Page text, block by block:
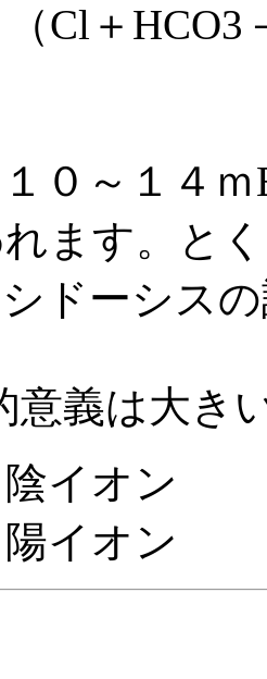
Cl＋HCO3
０～１４
ます。と
ドーシス
意義は大き
イオン
イオン